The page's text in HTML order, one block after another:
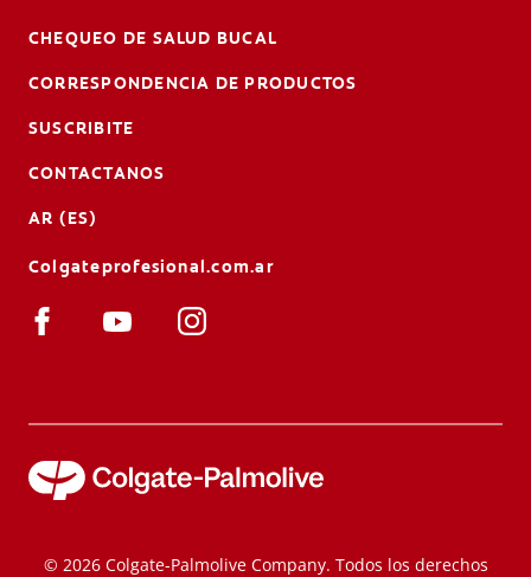
CHEQUEO DE SALUD BUCAL
CORRESPONDENCIA DE PRODUCTOS
SUSCRIBITE
CONTACTANOS
AR (ES)
Colgateprofesional.com.ar
© 2026 Colgate-Palmolive Company. Todos los derechos